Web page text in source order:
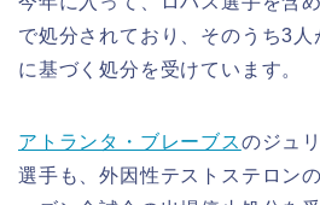
で処分されており、そのうち3
に基づく処分を受けています。
アトランタ・ブレーブスのジュ
選手も、外因性テストステロン